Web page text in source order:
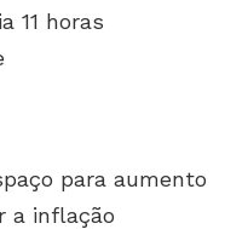
11 horas
para aumento
a inflação